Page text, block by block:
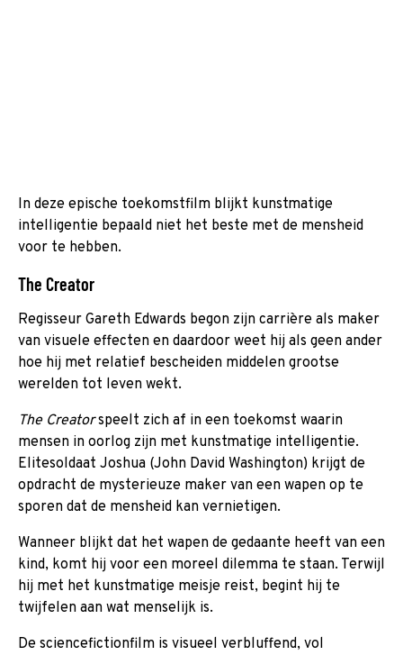
In deze epische toekomstfilm blijkt kunstmatige
intelligentie bepaald niet het beste met de mensheid
voor te hebben.
The Creator
Regisseur Gareth Edwards begon zijn carrière als maker
van visuele effecten en daardoor weet hij als geen ander
hoe hij met relatief bescheiden middelen grootse
werelden tot leven wekt.
The Creatorspeelt zich af in een toekomst waarin
mensen in oorlog zijn met kunstmatige intelligentie.
Elitesoldaat Joshua (John David Washington) krijgt de
opdracht de mysterieuze maker van een wapen op te
sporen dat de mensheid kan vernietigen.
Wanneer blijkt dat het wapen de gedaante heeft van een
kind, komt hij voor een moreel dilemma te staan. Terwijl
hij met het kunstmatige meisje reist, begint hij te
twijfelen aan wat menselijk is.
De sciencefictionfilm is visueel verbluffend, vol